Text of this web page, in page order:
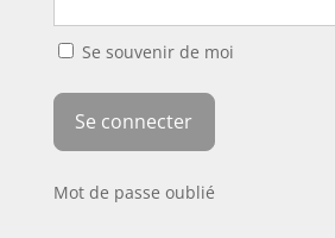
Se souvenir de moi
Mot de passe oublié